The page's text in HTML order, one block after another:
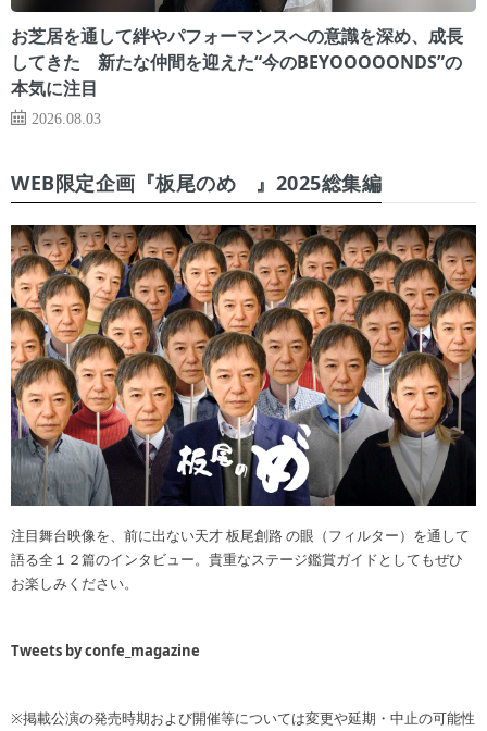
お芝居を通して絆やパフォーマンスへの意識を深め、成長
してきた 新たな仲間を迎えた“今のBEYOOOOONDS”の
本気に注目
2026.08.03
WEB限定企画『板尾のめ゙』2025総集編
注目舞台映像を、前に出ない天才 板尾創路 の眼（フィルター）を通して
語る全１２篇のインタビュー。貴重なステージ鑑賞ガイドとしてもぜひ
お楽しみください。
Tweets by confe_magazine
※掲載公演の発売時期および開催等については変更や延期・中止の可能性